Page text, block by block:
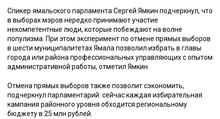
Lifestyle
Мурзилка
Спикер ямальского парламента Сергей Ямкин подчеркнул, что
в выборах мэров нередко принимают участие
некомпетентные люди, которые побеждают на волне
популизма. При этом эксперимент по отмене прямых выборов
в шести муниципалитетах Ямала позволил избрать в главы
города или района профессиональных управляющих с опытом
административной работы, отметил Ямкин.
Отмена прямых выборов также позволит сэкономить,
подчеркнул парламентарий: сейчас каждая избирательная
кампания районного уровня обходится региональному
бюджету в 25 млн рублей.